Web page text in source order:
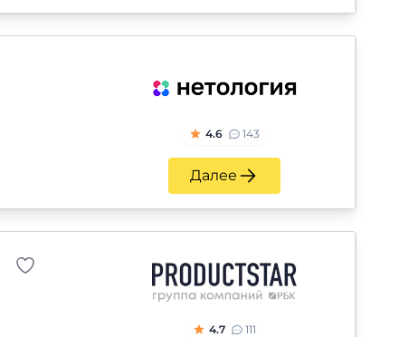
4.6 143
Далее
4.7 111